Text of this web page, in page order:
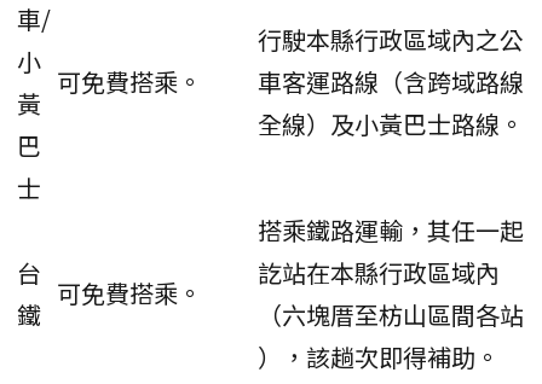
車/
小
黃
巴
士
可免費搭乘。
行駛本縣行政區域內之公
車客運路線（含跨域路線
全線）及小黃巴士路線。
台
鐵
可免費搭乘。
搭乘鐵路運輸，其任一起
訖站在本縣行政區域內
（六塊厝至枋山區間各站
），該趟次即得補助。